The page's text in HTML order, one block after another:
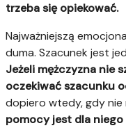
trzeba się opiekować.
Najważniejszą
duma. Szacunek jest
Jeżeli mężczyzna nie
oczekiwać szacunku
dopiero wtedy, gdy nie
pomocy jest dla